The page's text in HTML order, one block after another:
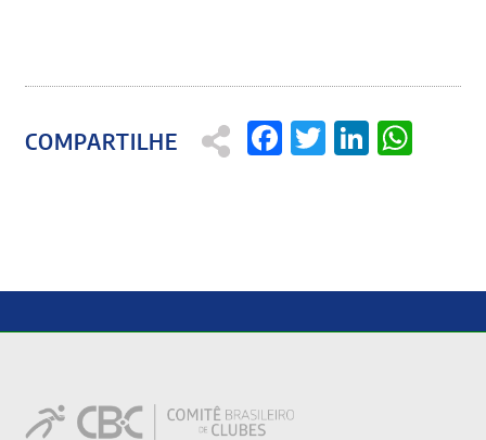
Facebook
Twitter